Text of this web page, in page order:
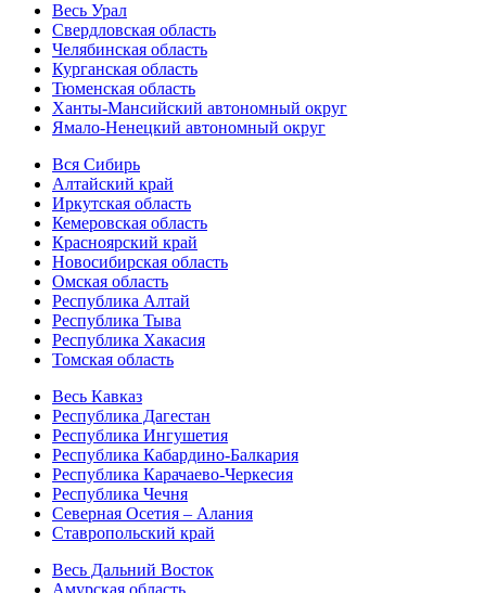
Весь Урал
Свердловская область
Челябинская область
Курганская область
Тюменская область
Ханты-Мансийский автономный округ
Ямало-Ненецкий автономный округ
Вся Сибирь
Алтайский край
Иркутская область
Кемеровская область
Красноярский край
Новосибирская область
Омская область
Республика Алтай
Республика Тыва
Республика Хакасия
Томская область
Весь Кавказ
Республика Дагестан
Республика Ингушетия
Республика Кабардино-Балкария
Республика Карачаево-Черкесия
Республика Чечня
Северная Осетия – Алания
Ставропольский край
Весь Дальний Восток
Амурская область